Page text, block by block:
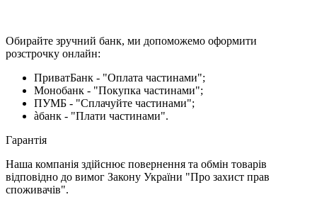
Обирайте зручний банк, ми допоможемо оформити
розстрочку онлайн:
ПриватБанк - "Оплата частинами";
Монобанк - "Покупка частинами";
ПУМБ - "Сплачуйте частинами";
àбанк - "Плати частинами".
Гарантія
Наша компанія здійснює повернення та обмін товарів
відповідно до вимог Закону України "Про захист прав
споживачів".